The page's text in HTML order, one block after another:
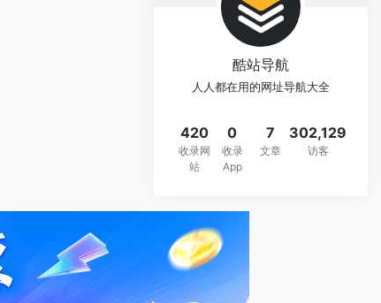
酷站导航
人人都在用的网址导航大全
420
收录网
站
0
收录
App
7
文章
302,129
访客